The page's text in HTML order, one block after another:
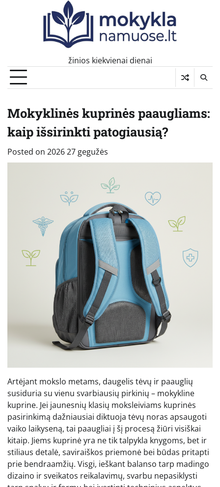
žinios kiekvienai dienai
Mokyklinės kuprinės paaugliams:
kaip išsirinkti patogiausią?
Posted on 2026 27 gegužės
Artėjant mokslo metams, daugelis tėvų ir paauglių
susiduria su vienu svarbiausių pirkinių – mokykline
kuprine. Jei jaunesnių klasių moksleiviams kuprinės
pasirinkimą dažniausiai diktuoja tėvų noras apsaugoti
vaiko laikyseną, tai paaugliai į šį procesą žiūri visiškai
kitaip. Jiems kuprinė yra ne tik talpykla knygoms, bet ir
stiliaus detalė, saviraiškos priemonė bei būdas pritapti
prie bendraamžių. Visgi, ieškant balanso tarp madingo
dizaino ir sveikatos reikalavimų, svarbu nepasiklysti